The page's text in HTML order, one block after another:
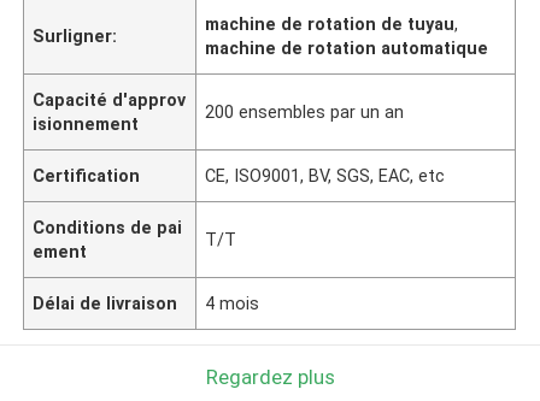
Surligner:
machine de rotation de tuyau,
machine de rotation automatique
Capacité d'approv
isionnement
200 ensembles par un an
Certification CE, ISO9001, BV, SGS, EAC, etc
Conditions de pai
ement
T/T
Délai de livraison 4 mois
Regardez plus